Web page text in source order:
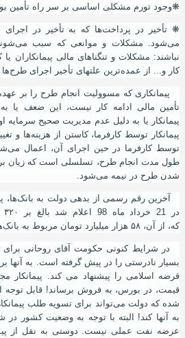
❋وجود تورم مشکلی اساسی بر سر راه تأمین
❋ تأخیر در پرداخت‌ها که به تأخیر در
می‌شود. مشکلات و موانعی که سبب می‌شوند
نباشند : مشکلات و تنگناهای مالی پیمانکاران یا
کار و... از عمده‌ترین علتهای تأخیر اجرای طرح‌ها
پیمانکاری که مسوولیت انجام طرح را بر
تأمین مالی ادامه‌ کار نیست، این ضعف یا
پیمانکار یا به دلیل عدم مدیریت صحیح سرمایه
پیمانکار توسط کارفرما، کاستن از هزینه‌ها و
توسط کارفرما در حین اجرای آن، اعمال
طول مدت انجام طرح، تسلسلی است که زیان
شدن طرح در نیمه می‌شود.
آخرین رقم رسمی از بدهی دولت به بانک‌ها،‌
که، از ن،
در شرایط کنونی حکومت آقای روحانی برای
بسیار نادرستی را در پیش گرفته است. به آنها
قرضه اسلامی را پیشنهاد می کند. پیمانکار
قیمت، در بورس، به فروش برساند! قابل توجه
شده که دولت می‌تواند برای تسویه طلب
به آنها کند! البته با توجه به وضعیت کشور
عرضه نفت عملی نیست. دوستی به نقل از